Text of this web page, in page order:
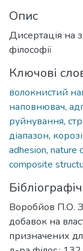
Опис
Дисертація на
філософії
Ключові
волокнистий
наповнювач,
руйнування,
діапазон,
adhesion, nature
composite
Воробйов П.О.
добавок на
призначених